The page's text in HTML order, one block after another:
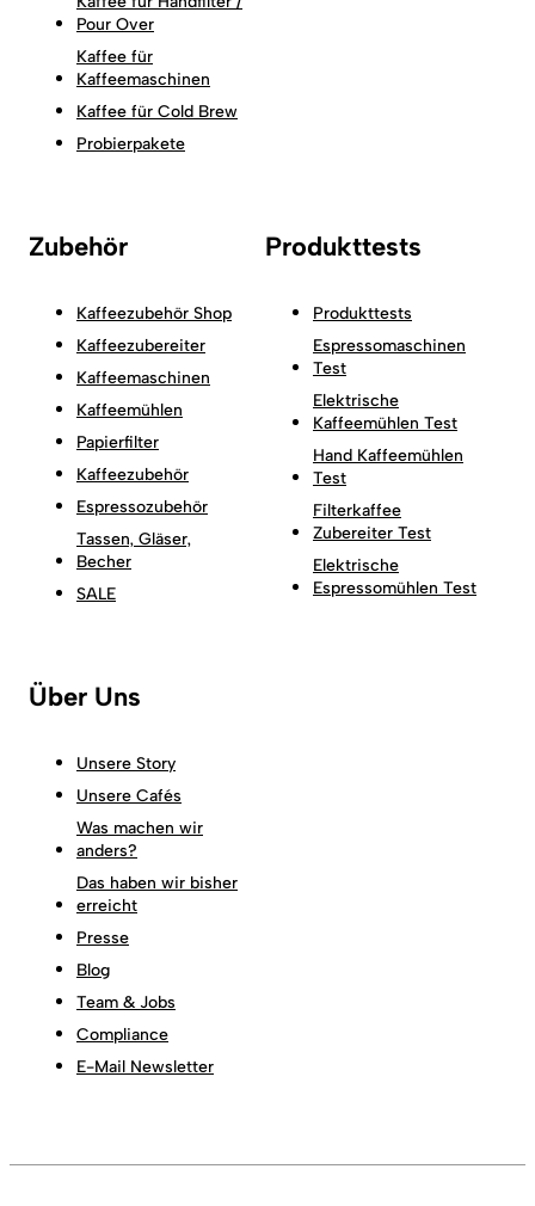
Pour Over
Kaffee für
Kaffeemaschinen
Kaffee für Cold Brew
Probierpakete
Zubehör
Kaffeezubehör Shop
Kaffeezubereiter
Kaffeemaschinen
Kaffeemühlen
Papierfilter
Kaffeezubehör
Espressozubehör
Tassen, Gläser,
Becher
SALE
Produkttests
Produkttests
Espressomaschinen
Test
Elektrische
Kaffeemühlen Test
Hand Kaffeemühlen
Test
Filterkaffee
Zubereiter Test
Elektrische
Espressomühlen Test
Über Uns
Unsere Story
Unsere Cafés
Was machen wir
anders?
Das haben wir bisher
erreicht
Presse
Blog
Team & Jobs
Compliance
E-Mail Newsletter